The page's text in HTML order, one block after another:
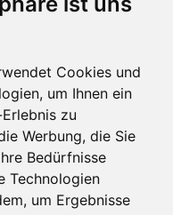
Cookies und
um Ihnen ein
zu
Werbung, die Sie
Bedürfnisse
Technologien
um Ergebnisse